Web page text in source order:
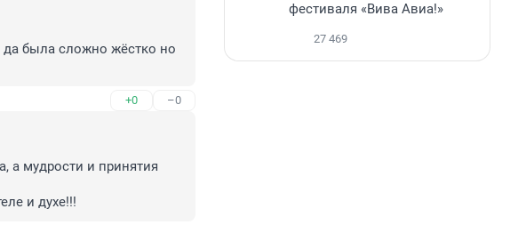
да была сложно жёстко но
+0 –0
а мудрости и принятия
и духе!!!
фестиваля «Вива Авиа!»
27 469